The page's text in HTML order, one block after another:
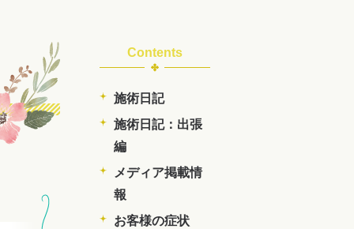
Contents
施術日記
施術日記：出張
編
メディア掲載情
報
お客様の症状